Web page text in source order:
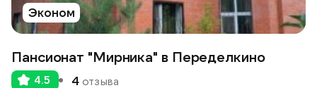
Эконом
Пансионат "Мирника" в Переделкино
4.5 4отзыва